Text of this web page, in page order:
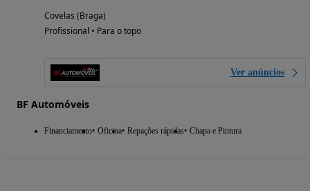
Covelas (Braga)
Profissional • Para o topo
Ver anúncios
BF Automóveis
Financiamento Oficina Repações rápidas Chapa e Pintura